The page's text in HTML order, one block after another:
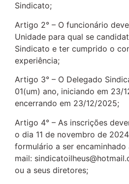
Sindicato;
Artigo 2° – O funcionário
Unidade para qual se
Sindicato e ter cumprido o
experiência;
Artigo 3° – O Delegado
01(um) ano, iniciando em 23/
encerrando em 23/12/2025;
Artigo 4° – As inscrições
o dia 11 de novembro de
formulário a ser
mail:
ou a seus diretores;